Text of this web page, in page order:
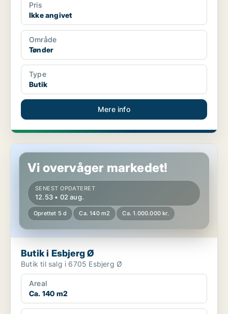
Pris
Ikke angivet
Område
Tønder
Type
Butik
Mere info
Butik i Esbjerg Ø
Vi overvåger markedet!
SENEST OPDATERET
12.53 • 02 aug.
Oprettet 5 d Ca. 140 m2 Ca. 1.000.000 kr.
Butik i Esbjerg Ø
Butik til salg i 6705 Esbjerg Ø
Areal
Ca. 140 m2